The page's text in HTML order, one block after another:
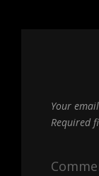
Your
Required